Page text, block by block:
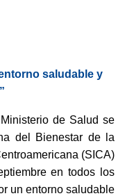
saludable y
de Salud se
del Bienestar de la
(SICA)
en todos los
un entorno saludable